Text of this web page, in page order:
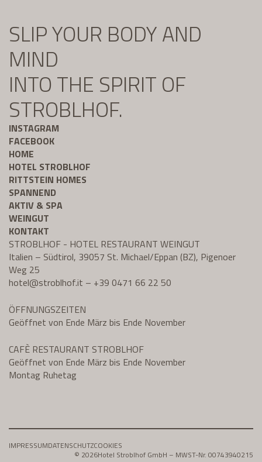
SLIP YOUR BODY AND
MIND
INTO THE SPIRIT OF
STROBLHOF.
INSTAGRAM
FACEBOOK
HOME
HOTEL STROBLHOF
RITTSTEIN HOMES
SPANNEND
AKTIV & SPA
WEINGUT
KONTAKT
STROBLHOF - HOTEL RESTAURANT WEINGUT
Italien – Südtirol, 39057 St. Michael/Eppan (BZ), Pigenoer
Weg 25
hotel@stroblhof.it – +39 0471 66 22 50
ÖFFNUNGSZEITEN
Geöffnet von Ende März bis Ende November
CAFÈ RESTAURANT STROBLHOF
Geöffnet von Ende März bis Ende November
Montag Ruhetag
IMPRESSUMDATENSCHUTZCOOKIES
© 2026Hotel Stroblhof GmbH – MWST-Nr. 00743940215